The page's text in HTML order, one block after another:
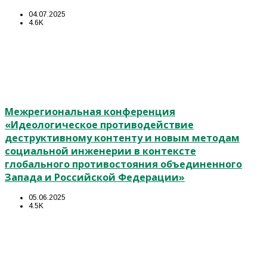
04.07.2025
4.6K
Межрегиональная конференция
«Идеологическое противодействие
деструктивному контенту и новым методам
социальной инженерии в контексте
глобального противостояния объединенного
Запада и Российской Федерации»
05.06.2025
4.5K